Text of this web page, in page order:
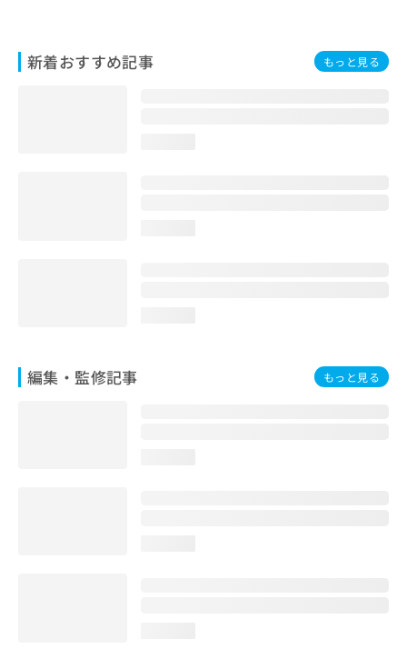
新着おすすめ記事 もっと見る
編集・監修記事 もっと見る
合